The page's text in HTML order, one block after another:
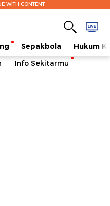
WITH CONTENT
Sepakbola
Hukum
Info Sekitarmu